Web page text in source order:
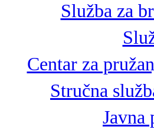
Služba za
Centar za
Stručna
Javna